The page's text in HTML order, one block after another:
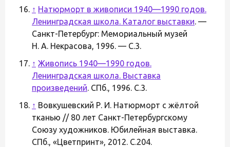
↑ Натюрморт в живописи 1940—1990 годов.
Ленинградская школа. Каталог выставки. —
Санкт-Петербург: Мемориальный музей
Н. А. Некрасова, 1996. — С.3.
↑ Живопись 1940—1990 годов.
Ленинградская школа. Выставка
произведений. СПб., 1996. С.3.
↑ Вовкушевский Р. И. Натюрморт с жёлтой
тканью // 80 лет Санкт-Петербургскому
Союзу художников. Юбилейная выставка.
СПб., «Цветпринт», 2012. С.204.